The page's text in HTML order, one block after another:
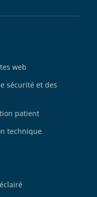
web
sécurité et des
patient
technique